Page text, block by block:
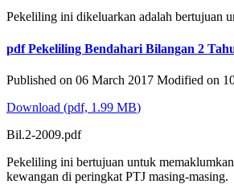
Pekeliling ini dikeluarkan adalah bertujuan
pdf Pekeliling Bendahari Bilangan 2
Published on 06 March 2017 Modified on
Download (pdf, 1.99 MB)
Bil.2-2009.pdf
Pekeliling ini bertujuan untuk
kewangan di peringkat PTJ masing-masing.